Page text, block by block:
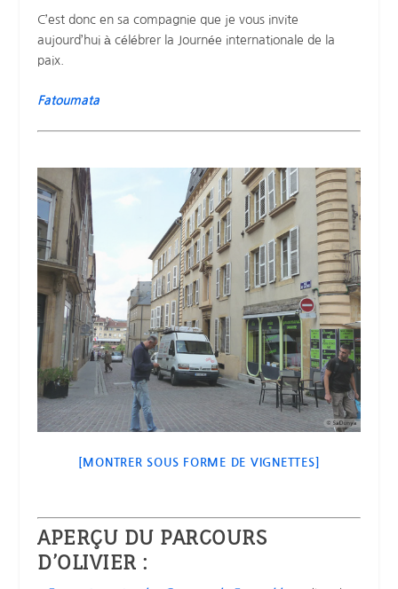
C’est donc en sa compagnie que je vous invite
aujourd’hui à célébrer la Journée internationale de la
paix.
Fatoumata
[MONTRER SOUS FORME DE VIGNETTES]
APERÇU DU PARCOURS
D’OLIVIER :